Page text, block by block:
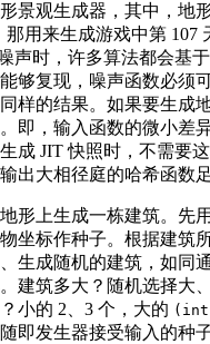
景观生成器，其中，地
那用来生成游戏中第 107
声时，许多算法都会基
够复现，噪声函数必须
样的结果。如果要生成
即，输入函数的微小差
成 JIT 快照时，不需要
出大相径庭的哈希函数足
形上生成一栋建筑。先
坐标作种子。根据建筑
生成随机的建筑，如同
建筑多大？随机选择大
小的 2、3 个，大的
即发生器接受输入的种